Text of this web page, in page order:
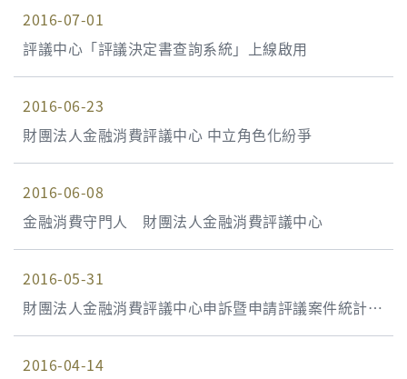
2016-07-01
評議中心「評議決定書查詢系統」上線啟用
2016-06-23
財團法人金融消費評議中心 中立角色化紛爭
2016-06-08
金融消費守門人 財團法人金融消費評議中心
2016-05-31
財團法人金融消費評議中心申訴暨申請評議案件統計資
料 105年第1季(105年1月1日至105年3月31日)
2016-04-14